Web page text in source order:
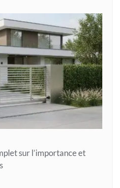
sur l’importance et